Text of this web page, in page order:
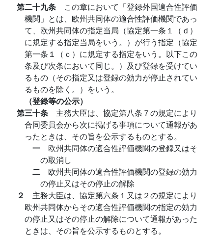
第二十九条 この章において「登録外国適合性評価
機関」とは、欧州共同体の適合性評価機関であっ
て、欧州共同体の指定当局（協定第一条１（ｄ）
に規定する指定当局をいう。）が行う指定（協定
第一条１（ｃ）に規定する指定をいう。以下この
条及び次条において同じ。）及び登録を受けてい
るもの（その指定又は登録の効力が停止されてい
るものを除く。）をいう。
（登録等の公示）
第三十条 主務大臣は、協定第八条７の規定により
合同委員会から次に掲げる事項について通報があ
ったときは、その旨を公示するものとする。
一 欧州共同体の適合性評価機関の登録又はそ
の取消し
二 欧州共同体の適合性評価機関の登録の効力
の停止又はその停止の解除
２ 主務大臣は、協定第六条１又は２の規定により
欧州共同体からその適合性評価機関の指定の効力
の停止又はその停止の解除について通報があった
ときは、その旨を公示するものとする。